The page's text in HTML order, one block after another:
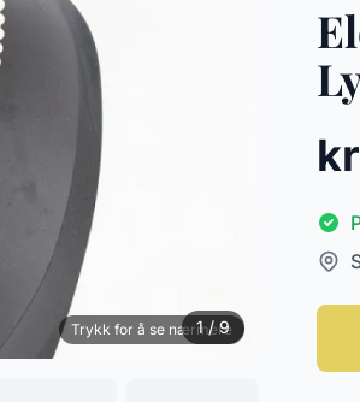
Trykk for å se nærmere
1 / 9